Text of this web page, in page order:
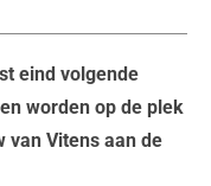
eind volgende
worden op de plek
van Vitens aan de